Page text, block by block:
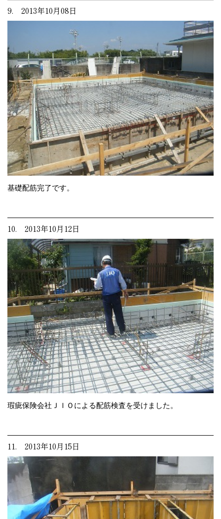
9. 2013年10月08日
基礎配筋完了です。
10. 2013年10月12日
瑕疵保険会社ＪＩＯによる配筋検査を受けました。
11. 2013年10月15日